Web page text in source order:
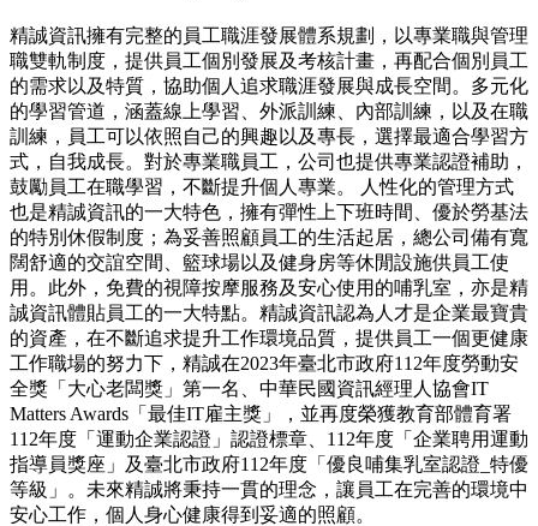
精誠資訊擁有完整的員工職涯發展體系規劃，以專業職與管理
職雙軌制度，提供員工個別發展及考核計畫，再配合個別員工
的需求以及特質，協助個人追求職涯發展與成長空間。多元化
的學習管道，涵蓋線上學習、外派訓練、內部訓練，以及在職
訓練，員工可以依照自己的興趣以及專長，選擇最適合學習方
式，自我成長。對於專業職員工，公司也提供專業認證補助，
鼓勵員工在職學習，不斷提升個人專業。 人性化的管理方式
也是精誠資訊的一大特色，擁有彈性上下班時間、優於勞基法
的特別休假制度；為妥善照顧員工的生活起居，總公司備有寬
闊舒適的交誼空間、籃球場以及健身房等休閒設施供員工使
用。此外，免費的視障按摩服務及安心使用的哺乳室，亦是精
誠資訊體貼員工的一大特點。精誠資訊認為人才是企業最寶貴
的資產，在不斷追求提升工作環境品質，提供員工一個更健康
工作職場的努力下，精誠在2023年臺北市政府112年度勞動安
全獎「大心老闆獎」第一名、中華民國資訊經理人協會IT
Matters Awards「最佳IT雇主獎」，並再度榮獲教育部體育署
112年度「運動企業認證」認證標章、112年度「企業聘用運動
指導員獎座」及臺北市政府112年度「優良哺集乳室認證_特優
等級」。未來精誠將秉持一貫的理念，讓員工在完善的環境中
安心工作，個人身心健康得到妥適的照顧。